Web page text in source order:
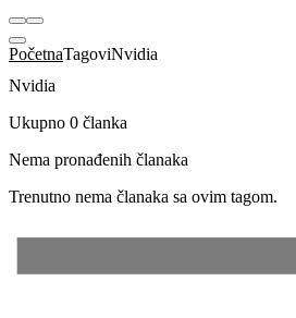
PočetnaTagoviNvidia
Nvidia
Ukupno 0 članka
Nema pronađenih članaka
Trenutno nema članaka sa ovim tagom.